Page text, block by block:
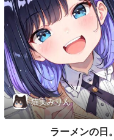
猫実みりん
ラーメンの日。